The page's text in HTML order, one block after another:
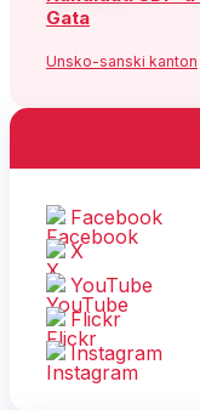
Gata
Unsko-sanski kanton
Facebook
X
YouTube
Flickr
Instagram